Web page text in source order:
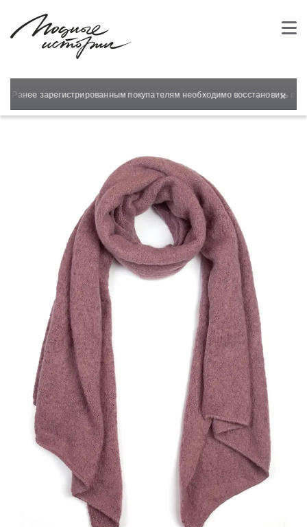
Ранее зарегистрированным покупателям необходимо восстановить×